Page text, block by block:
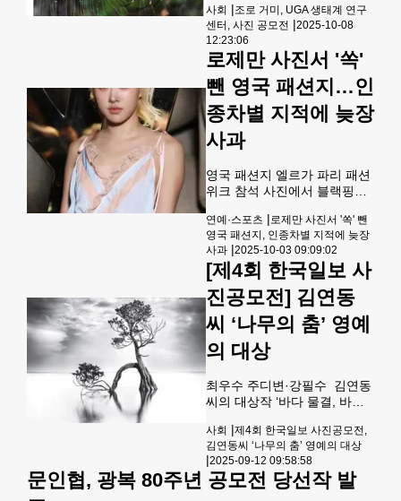
조로 거미 확산 경로 추적 및
생태계 영향 분석을 목표로 하
며, 주민들의 적극적인 참여를
유도한다. 조로 거미는 2014년
일본 등 동아시아에서 유입되
었으며, 한국에서 무당 거미로
불린다. 확산 경로 정보 수집을
위해 사진 공모전을 진행하며,
참여자에게는 경품이 제공된
가능하며, 웹사이트
(JoroWatch.org)나 앱
있다.
사회 |조로 거미, UGA 생태계 연구
센터, 사진 공모전 |2025-10-08
12:23:06
로제만 사진서 '쏙'
뺀 영국 패션지…인
종차별 지적에 늦장
사과
영국 패션지 엘르가 파리 패션
위크 참석 사진에서 블랙핑크
인종차별 논란이 발생했다. 로
제는 명품 브랜드 생로랑 글로
벌 앰버서더로 참석, 저스틴 비
버 아내 헤일리 비버 등과 함께
사진을 찍었으나, 엘르는 로제
만 편집해 다른 세 명만 보이도
록 게시했다. 논란 후 엘르는
사진을 삭제하고 로제 단독 사
진을 올리며 사과했지만, 영국
을 어둡게 처리한 사진을 게시
하며 논란이 더욱 확산되었다.
가 잘린 게시물에 대해 사과'하
며 해명했다.
연예·스포츠 | 로제만 사진서 '쏙' 뺀
영국 패션지, 인종차별 지적에 늦장
사과 |2025-10-03 09:09:02
[제4회 한국일보 사
진공모전] 김연동
씨 ‘나무의 춤’ 영예
의 대상
최우수 주디변·강필수 김연동
씨의 대상작 ‘바다 물결, 바람
미주 한국일보 사진공모전에
서 영예의 대상에 ‘바다 물결,
바람결. 그리고 나무의 춤’을
출품한 김연동(LA)씨가 선정
사회 |제4회 한국일보 사진공모전,
김연동씨 ‘나무의 춤’ 영예의 대상
|2025-09-12 09:58:58
문인협, 광복 80주년 공모전 당선작 발